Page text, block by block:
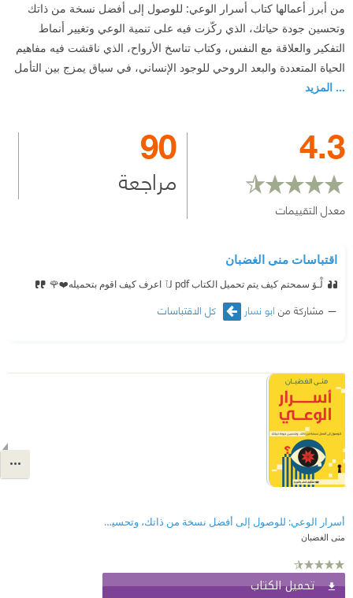
من أبرز أعمالها كتاب أسرار الوعي: للوصول إلى أفضل نسخة من ذاتك
وتحسين جودة حياتك، الذي ركّزت فيه على تنمية الوعي وتغيير أنماط
التفكير والعلاقة مع النفس، وكتاب تناسخ الأرواح، الذي ناقشت فيه مفاهيم
الحياة المتعددة والبعد الروحي للوجود الإنساني، في سياق يمزج بين التأمل
... المزيد
4.3
معدل التقييمات
90
مراجعة
اقتباسات منى الغضبان
لْـۆ سمحتم كيف يتم تحميل الكتاب pdf لٱ اعرف كيف اقوم بتحميله ❤️🌹
مشاركة من ابو نسار كل الاقتباسات
أسرار الوعي: للوصول إلى أفضل نسخة من ذاتك، وتحسين جودة حياتك
منى الغضبان
تحميل الكتاب